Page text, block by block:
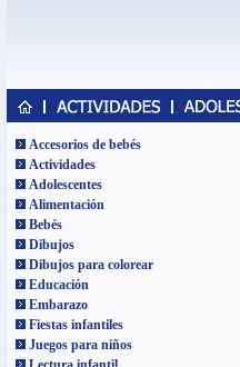
Accesorios de bebés
Actividades
Adolescentes
Alimentación
Bebés
Dibujos
Dibujos para colorear
Educación
Embarazo
Fiestas infantiles
Juegos para niños